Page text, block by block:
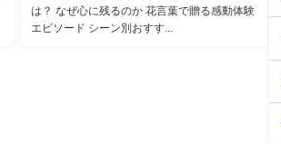
は？ なぜ心に残るのか 花言葉で贈る感動体験
エピソード シーン別おすす...